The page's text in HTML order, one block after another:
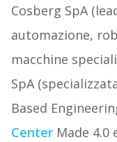
Cosberg SpA
automazione,
macchine
SpA
Based
CenterMade 4.0